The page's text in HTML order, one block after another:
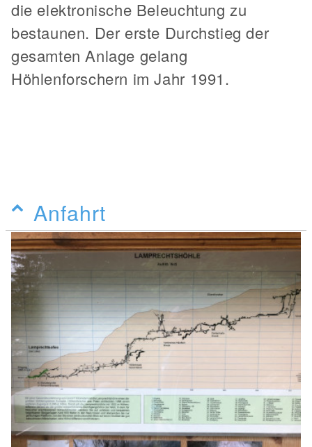
die elektronische Beleuchtung zu
bestaunen. Der erste Durchstieg der
gesamten Anlage gelang
Höhlenforschern im Jahr 1991.
Anfahrt